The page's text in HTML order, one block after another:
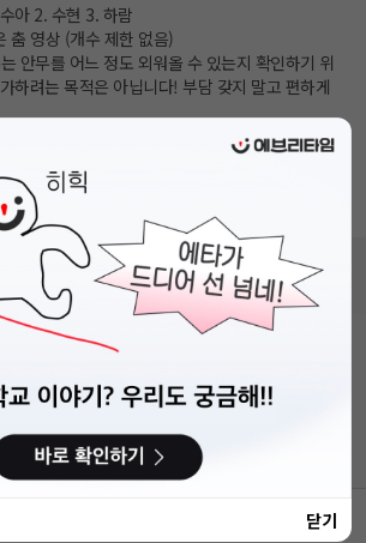
아 2. 수현 3. 하람
춤 영상 (개수 제한 없음)
안무를 어느 정도 외워올 수 있는지 확인하기 위
하려는 목적은 아닙니다! 부담 갖지 말고 편하게
을 거쳐 개별적으로 연락드릴 예정입니다. (지원 현
)
기 공유
113, 5층
사업자등록번호 : 572-87-02009
리방침 커뮤니티이용규칙 공지사항
스픽)
닫기